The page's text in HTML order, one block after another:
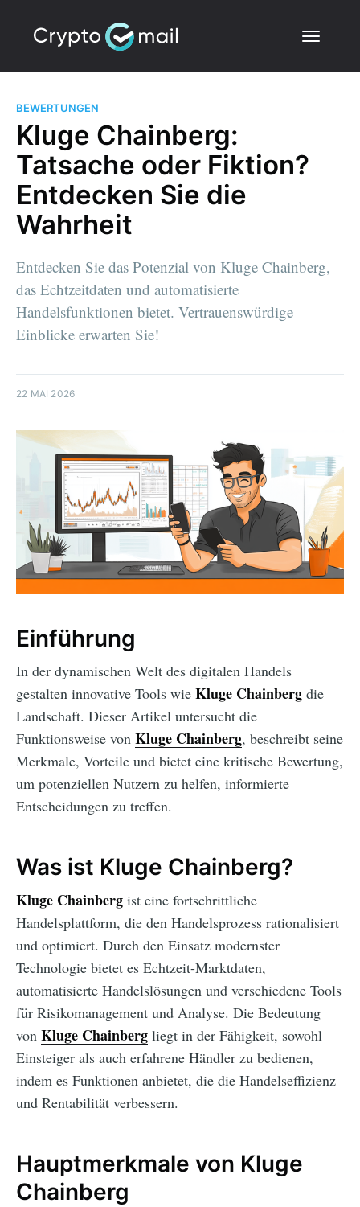
BEWERTUNGEN
Kluge Chainberg:
Tatsache oder Fiktion?
Entdecken Sie die
Wahrheit
Entdecken Sie das Potenzial von Kluge Chainberg,
das Echtzeitdaten und automatisierte
Handelsfunktionen bietet. Vertrauenswürdige
Einblicke erwarten Sie!
22 MAI 2026
Einführung
In der dynamischen Welt des digitalen Handels
gestalten innovative Tools wie Kluge Chainberg die
Landschaft. Dieser Artikel untersucht die
Funktionsweise von Kluge Chainberg, beschreibt seine
Merkmale, Vorteile und bietet eine kritische Bewertung,
um potenziellen Nutzern zu helfen, informierte
Entscheidungen zu treffen.
Was ist Kluge Chainberg?
Kluge Chainberg ist eine fortschrittliche
Handelsplattform, die den Handelsprozess rationalisiert
und optimiert. Durch den Einsatz modernster
Technologie bietet es Echtzeit-Marktdaten,
automatisierte Handelslösungen und verschiedene Tools
für Risikomanagement und Analyse. Die Bedeutung
von Kluge Chainberg liegt in der Fähigkeit, sowohl
Einsteiger als auch erfahrene Händler zu bedienen,
indem es Funktionen anbietet, die die Handelseffizienz
und Rentabilität verbessern.
Hauptmerkmale von Kluge
Chainberg